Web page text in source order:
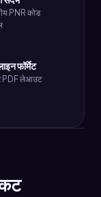
PNR कोड
फॉर्मेट
PDF लेआउट